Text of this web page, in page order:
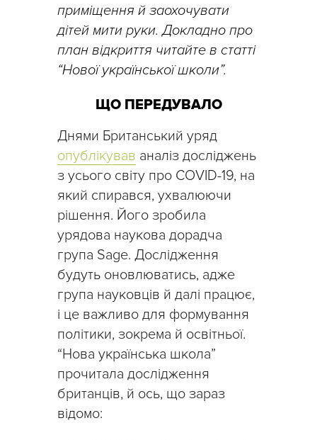
приміщення й заохочувати
дітей мити руки. Докладно про
план відкриття читайте в статті
“Нової української школи”.
ЩО ПЕРЕДУВАЛО
Днями Британський уряд
опублікував аналіз досліджень
з усього світу про COVID-19, на
який спирався, ухвалюючи
рішення. Його зробила
урядова наукова дорадча
група Sage. Дослідження
будуть оновлюватись, адже
група науковців й далі працює,
і це важливо для формування
політики, зокрема й освітньої.
“Нова українська школа”
прочитала дослідження
британців, й ось, що зараз
відомо: